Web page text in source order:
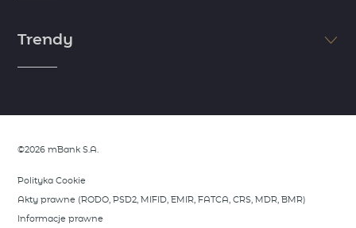
wiedzy i doświadczenia naszych ekspertów i zapoznaj się z
Trendy
zobacz więcej
©2026 mBank S.A.
Polityka Cookie
Akty prawne (RODO, PSD2, MIFID, EMIR, FATCA, CRS, MDR, BMR)
Informacje prawne